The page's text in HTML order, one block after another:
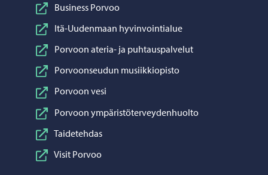
Business Porvoo
Itä-Uudenmaan hyvinvointialue
Porvoon ateria- ja puhtauspalvelut
Porvoonseudun musiikkiopisto
Porvoon vesi
Porvoon ympäristöterveydenhuolto
Taidetehdas
Visit Porvoo